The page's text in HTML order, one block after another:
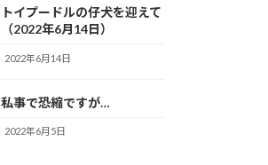
トイプードルの仔犬を迎えて
（2022年6月14日）
2022年6月14日
私事で恐縮ですが…
2022年6月5日